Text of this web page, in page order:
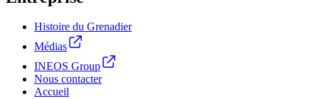
Histoire du Grenadier
Médias
INEOS Group
Nous contacter
Accueil